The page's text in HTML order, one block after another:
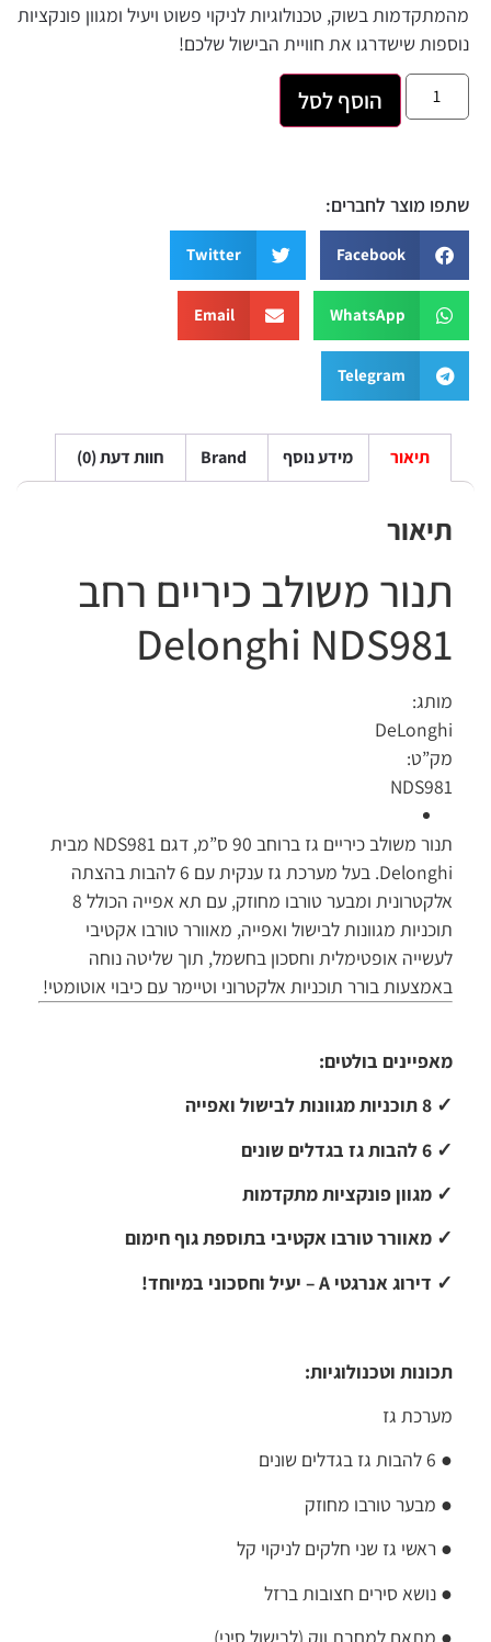
מהמתקדמות בשוק, טכנולוגיות לניקוי פשוט ויעיל ומגוון פונקציות
נוספות שישדרגו את חוויית הבישול שלכם!
הוסף לסל
שתפו מוצר לחברים:
Facebook
Twitter
WhatsApp
Email
Telegram
תיאור מידע נוסף Brand חוות דעת (0)
תיאור
תנור משולב כיריים רחב
Delonghi NDS981
מותג:
DeLonghi
מק”ט:
NDS981
תנור משולב כיריים גז ברוחב 90 ס”מ, דגם NDS981 מבית
Delonghi. בעל מערכת גז ענקית עם 6 להבות בהצתה
אלקטרונית ומבער טורבו מחוזק, עם תא אפייה הכולל 8
תוכניות מגוונות לבישול ואפייה, מאוורר טורבו אקטיבי
לעשייה אופטימלית וחסכון בחשמל, תוך שליטה נוחה
באמצעות בורר תוכניות אלקטרוני וטיימר עם כיבוי אוטומטי!
מאפיינים בולטים:
✓ 8 תוכניות מגוונות לבישול ואפייה
✓ 6 להבות גז בגדלים שונים
✓ מגוון פונקציות מתקדמות
✓ מאוורר טורבו אקטיבי בתוספת גוף חימום
✓ דירוג אנרגטי A – יעיל וחסכוני במיוחד!
תכונות וטכנולוגיות:
מערכת גז
● 6 להבות גז בגדלים שונים
● מבער טורבו מחוזק
● ראשי גז שני חלקים לניקוי קל
● נושא סירים חצובות ברזל